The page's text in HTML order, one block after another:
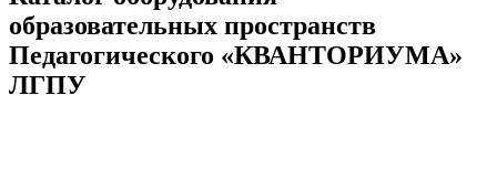
образовательных пространств
Педагогического «КВАНТОРИУМА»
ЛГПУ